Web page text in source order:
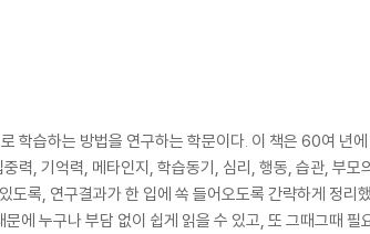
학습하는 방법을 연구하는 학문이다. 이 책은 60여 년
력, 기억력, 메타인지, 학습동기, 심리, 행동, 습관, 부모
록, 연구결과가 한 입에 쏙 들어오도록 간략하게 정리
에 누구나 부담 없이 쉽게 읽을 수 있고, 또 그때그때 필